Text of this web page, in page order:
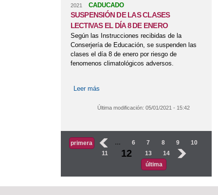
2021
CADUCADO
SUSPENSIÓN DE LAS CLASES
LECTIVAS EL DÍA 8 DE ENERO
Según las Instrucciones recibidas de la
Conserjería de Educación, se suspenden las
clases el día 8 de enero por riesgo de
fenomenos climatológicos adversos.
Leer más
Última modificación: 05/01/2021 - 15:42
Páginas
primera ‹ … 6 7 8 9
10
11
12 13 14
›
última